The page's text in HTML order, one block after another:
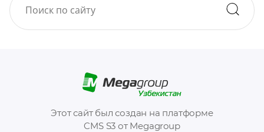
Этот сайт был создан на платформе
CMS S3 от Megagroup